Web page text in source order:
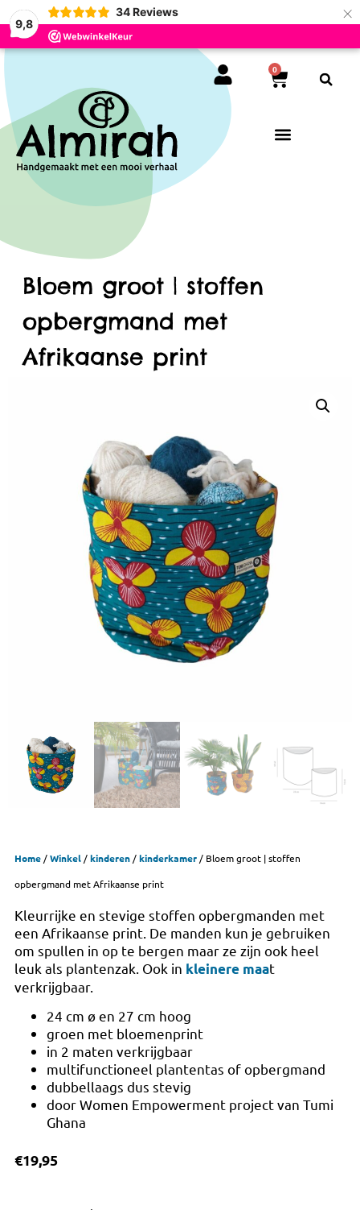
9,8
34 Reviews ×
0
Bloem groot | stoffen
opbergmand met
Afrikaanse print
Home/Winkel/kinderen/kinderkamer/ Bloem groot | stoffen
opbergmand met Afrikaanse print
Kleurrijke en stevige stoffen opbergmanden met
een Afrikaanse print. De manden kun je gebruiken
om spullen in op te bergen maar ze zijn ook heel
leuk als plantenzak. Ook in kleinere maat
verkrijgbaar.
24 cm ø en 27 cm hoog
groen met bloemenprint
in 2 maten verkrijgbaar
multifunctioneel plantentas of opbergmand
dubbellaags dus stevig
door Women Empowerment project van Tumi
Ghana
€19,95